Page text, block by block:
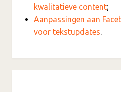
kwalitatieve content;
Aanpassingen aan
voor tekstupdates.